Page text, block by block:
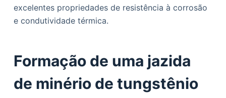
excelentes propriedades de resistência à corrosão
e condutividade térmica.
Formação de uma jazida
de minério de tungstênio